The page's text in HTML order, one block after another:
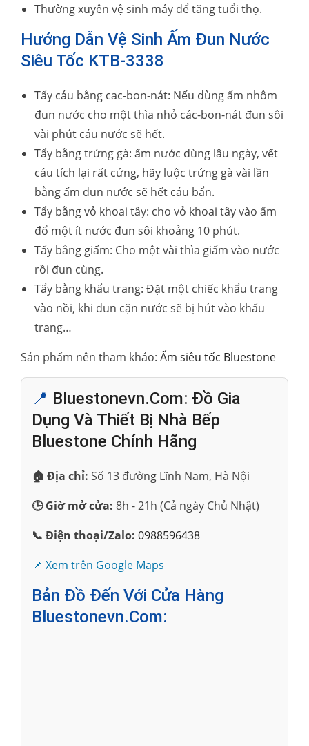
Thường xuyên vệ sinh máy để tăng tuổi thọ.
Hướng Dẫn Vệ Sinh Ấm Đun Nước
Siêu Tốc KTB-3338
Tẩy cáu bằng cac-bon-nát: Nếu dùng ấm nhôm
đun nước cho một thìa nhỏ các-bon-nát đun sôi
vài phút cáu nước sẽ hết.
Tẩy bằng trứng gà: ấm nước dùng lâu ngày, vết
cáu tích lại rất cứng, hãy luộc trứng gà vài lần
bằng ấm đun nước sẽ hết cáu bẩn.
Tẩy bằng vỏ khoai tây: cho vỏ khoai tây vào ấm
đổ một ít nước đun sôi khoảng 10 phút.
Tẩy bằng giấm: Cho một vài thìa giấm vào nước
rồi đun cùng.
Tẩy bằng khẩu trang: Đặt một chiếc khẩu trang
vào nồi, khi đun cặn nước sẽ bị hút vào khẩu
trang…
Sản phẩm nên tham khảo: Ấm siêu tốc Bluestone
📍 Bluestonevn.com: Đồ Gia
Dụng Và Thiết Bị Nhà Bếp
Bluestone Chính Hãng
🏠 Địa chỉ: Số 13 đường Lĩnh Nam, Hà Nội
🕒 Giờ mở cửa: 8h - 21h (Cả ngày Chủ Nhật)
📞 Điện thoại/Zalo: 0988596438
📌 Xem trên Google Maps
Bản Đồ Đến Với Cửa Hàng
Bluestonevn.com: